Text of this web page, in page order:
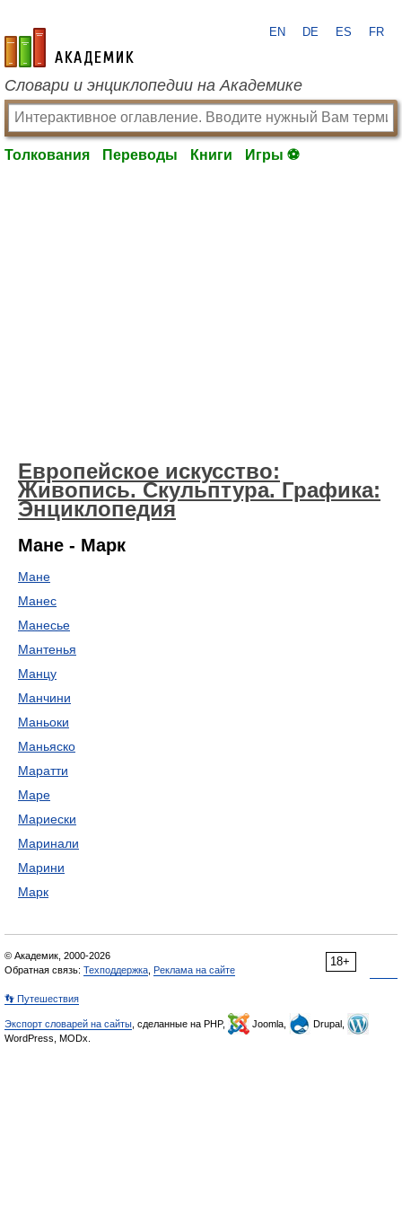
academic.ru
EN DE ES FR
Словари и энциклопедии на Академике
Толкования Переводы Книги Игры ⚽
Европейское искусство:
Живопись. Скульптура. Графика:
Энциклопедия
Мане - Марк
Мане
Манес
Манесье
Мантенья
Манцу
Манчини
Маньоки
Маньяско
Маратти
Маре
Мариески
Маринали
Марини
Марк
18+
© Академик, 2000-2026
Обратная связь: Техподдержка Реклама на сайте
👣 Путешествия
Экспорт словарей на сайты , сделанные на PHP, Joomla,
Drupal,
WordPress, MODx.